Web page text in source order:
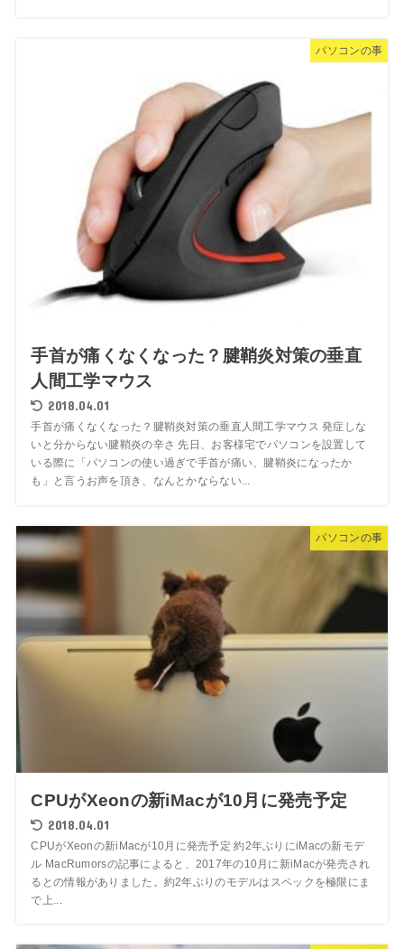
パソコンの事
手首が痛くなくなった？腱鞘炎対策の垂直
人間工学マウス
2018.04.01
手首が痛くなくなった？腱鞘炎対策の垂直人間工学マウス 発症しな
いと分からない腱鞘炎の辛さ 先日、お客様宅でパソコンを設置して
いる際に「パソコンの使い過ぎで手首が痛い、腱鞘炎になったか
も」と言うお声を頂き、なんとかならない...
パソコンの事
CPUがXeonの新iMacが10月に発売予定
2018.04.01
CPUがXeonの新iMacが10月に発売予定 約2年ぶりにiMacの新モデ
ル MacRumorsの記事によると、2017年の10月に新iMacが発売され
るとの情報がありました。約2年ぶりのモデルはスペックを極限にま
で上...